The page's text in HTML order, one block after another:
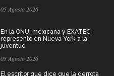
05 Agosto 2026
En la ONU: mexicana y EXATEC
representó en Nueva York a la
juventud
05 Agosto 2026
El escritor que dice que la derrota